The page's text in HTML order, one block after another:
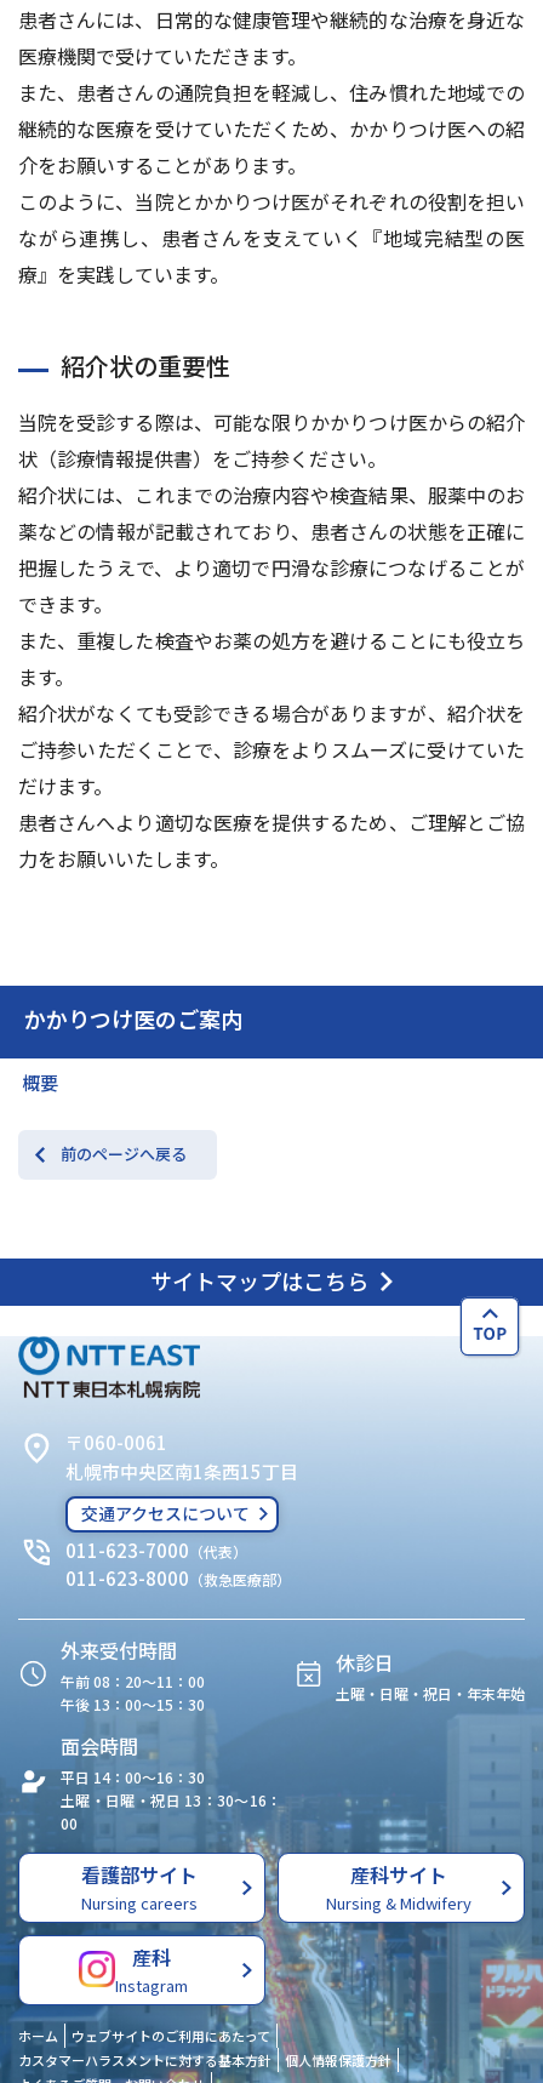
かかりつけ医のご案内
概要
前のページへ戻る
患者さんには、日常的な健康管理や継続的な治療を身近な
医療機関で受けていただきます。
また、患者さんの通院負担を軽減し、住み慣れた地域での
継続的な医療を受けていただくため、かかりつけ医への紹
介をお願いすることがあります。
このように、当院とかかりつけ医がそれぞれの役割を担い
ながら連携し、患者さんを支えていく『地域完結型の医
療』を実践しています。
紹介状の重要性
当院を受診する際は、可能な限りかかりつけ医からの紹介
状（診療情報提供書）をご持参ください。
紹介状には、これまでの治療内容や検査結果、服薬中のお
薬などの情報が記載されており、患者さんの状態を正確に
把握したうえで、より適切で円滑な診療につなげることが
できます。
また、重複した検査やお薬の処方を避けることにも役立ち
ます。
紹介状がなくても受診できる場合がありますが、紹介状を
ご持参いただくことで、診療をよりスムーズに受けていた
だけます。
患者さんへより適切な医療を提供するため、ご理解とご協
力をお願いいたします。
サイトマップはこちら
〒060-0061
札幌市中央区南1条西15丁目
交通アクセスについて
011-623-7000 （代表）
011-623-8000 （救急医療部）
外来受付時間
午前 08：20〜11：00
午後 13：00〜15：30
休診日
土曜・日曜・祝日・年末年始
面会時間
平日 14：00〜16：30
土曜・日曜・祝日 13：30〜16：
00
看護部サイト
Nursing careers
産科サイト
Nursing & Midwifery
産科
Instagram
ホーム
ウェブサイトのご利用にあたって
カスタマーハラスメントに対する基本方針
個人情報保護方針